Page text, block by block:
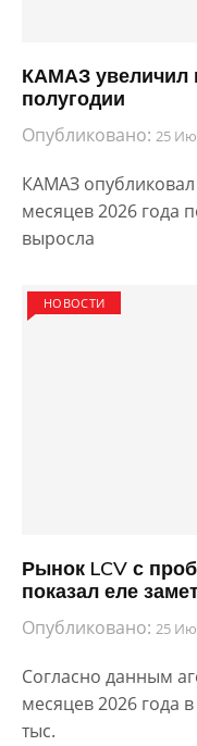
КАМАЗ увеличил
полугодии
Опубликовано: 25
КАМАЗ опубликовал
месяцев 2026 года
выросла
НОВОСТИ
Рынок LCV с
показал еле
Опубликовано: 25
Согласно данным
месяцев 2026 года
тыс.